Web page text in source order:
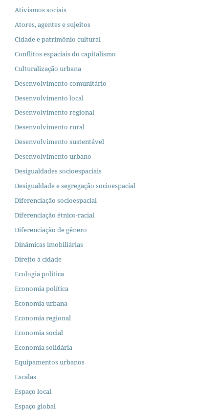
Ativismos sociais
Atores, agentes e sujeitos
Cidade e patrimônio cultural
Conflitos espaciais do capitalismo
Culturalização urbana
Desenvolvimento comunitário
Desenvolvimento local
Desenvolvimento regional
Desenvolvimento rural
Desenvolvimento sustentável
Desenvolvimento urbano
Desigualdades socioespaciais
Desigualdade e segregação socioespacial
Diferenciação socioespacial
Diferenciação étnico-racial
Diferenciação de gênero
Dinâmicas imobiliárias
Direito à cidade
Ecologia política
Economia política
Economia urbana
Economia regional
Economia social
Economia solidária
Equipamentos urbanos
Escalas
Espaço local
Espaço global